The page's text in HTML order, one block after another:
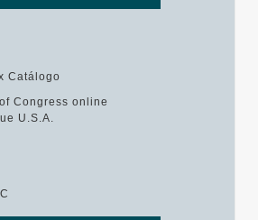
Catálogo
Congress online
U.S.A.